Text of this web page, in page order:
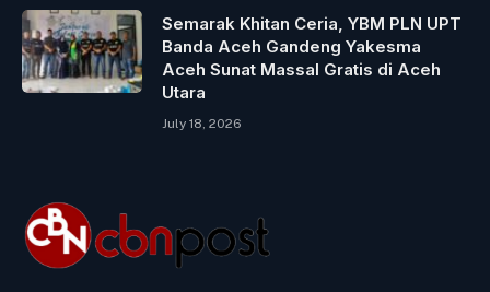
Semarak Khitan Ceria, YBM PLN UPT
Banda Aceh Gandeng Yakesma
Aceh Sunat Massal Gratis di Aceh
Utara
July 18, 2026